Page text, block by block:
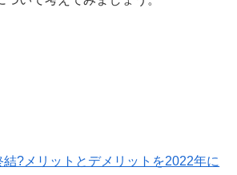
結?メリットとデメリットを2022年に